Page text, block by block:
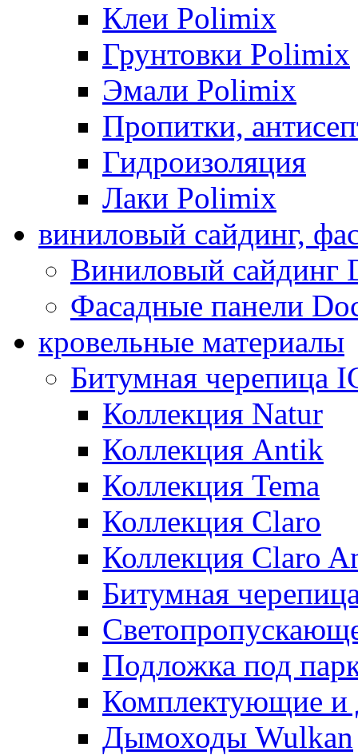
Клеи Polimix
Грунтовки Polimix
Эмали Polimix
Пропитки,
Гидроизоляция
Лаки Polimix
виниловый сайдинг,
Виниловый сайдинг
Фасадные панели
кровельные материалы
Битумная черепица
Коллекция Natur
Коллекция Antik
Коллекция Tema
Коллекция Claro
Коллекция Claro
Битумная
Подложка под
Комплектующие и
Дымоходы Wulkan